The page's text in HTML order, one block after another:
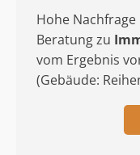
Hohe Nachfrage
Beratung zu
vom Ergebnis
(Gebäude: